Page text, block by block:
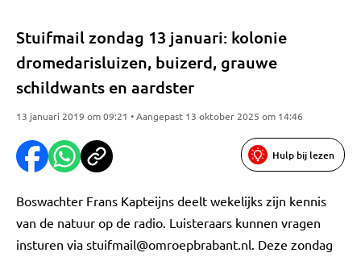
Stuifmail zondag 13 januari: kolonie
dromedarisluizen, buizerd, grauwe
schildwants en aardster
13 januari 2019 om 09:21 • Aangepast 13 oktober 2025 om 14:46
Hulp bij lezen
Boswachter Frans Kapteijns deelt wekelijks zijn kennis
van de natuur op de radio. Luisteraars kunnen vragen
insturen via stuifmail@omroepbrabant.nl. Deze zondag